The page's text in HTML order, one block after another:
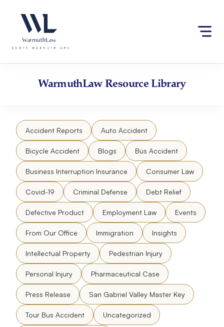
website
an
accessibility
content
WarmuthLawResource Library
Accident Reports Auto Accident
Bicycle Accident Blogs Bus Accident
Business Interruption Insurance Consumer Law
Covid-19 Criminal Defense Debt Relief
Defective Product Employment Law Events
From Our Office Immigration Insights
Intellectual Property Pedestrian Injury
Personal Injury Pharmaceutical Case
Press Release San Gabriel Valley Master Key
Tour Bus Accident Uncategorized